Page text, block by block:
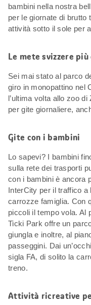
bambini nella nostra
per le giornate di brutto
attività sotto il sole per
Le mete svizzere
Sei mai stato al parco
giro in monopattino nel
l’ultima volta allo zoo
per gite giornaliere,
Gite con i bambini
Lo sapevi? I bambini
sulla rete dei trasporti
con i bambini è ancora
InterCity per il traffico a
carrozze famiglia. Con
piccoli il tempo vola. Al
Ticki Park offre un
giungla e inoltre, al
passeggini. Dai
sigla FA, di solito la
treno.
Attività ricreative